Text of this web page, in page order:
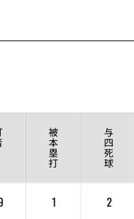
被
本
塁
打
与
四
死
球
1 2